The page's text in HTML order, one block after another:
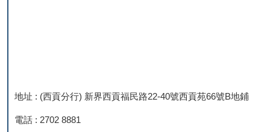
地址 : (西貢分行) 新界西貢福民路22-40號西貢苑66號B地鋪
電話 : 2702 8881